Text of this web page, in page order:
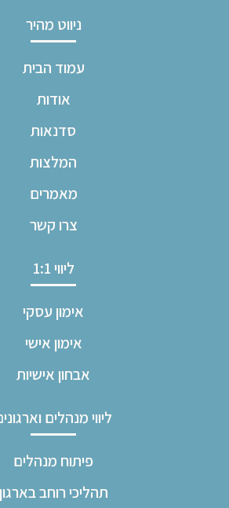
ניווט מהיר
עמוד הבית
אודות
סדנאות
המלצות
מאמרים
צרו קשר
ליווי 1:1
אימון עסקי
אימון אישי
אבחון אישיות
ליווי מנהלים
פיתוח מנהלים
תהליכי רוחב בארגון